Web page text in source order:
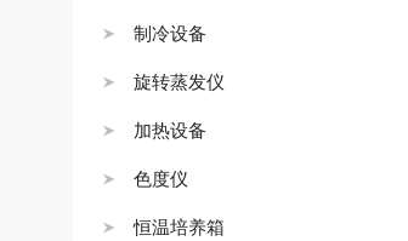
制冷设备
旋转蒸发仪
加热设备
色度仪
恒温培养箱